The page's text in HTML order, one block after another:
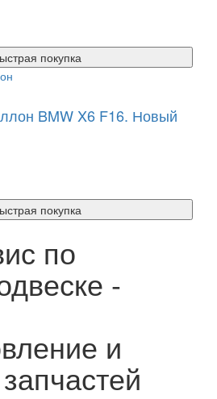
покупка
BMW X6 F16. Новый
покупка
по
-
и